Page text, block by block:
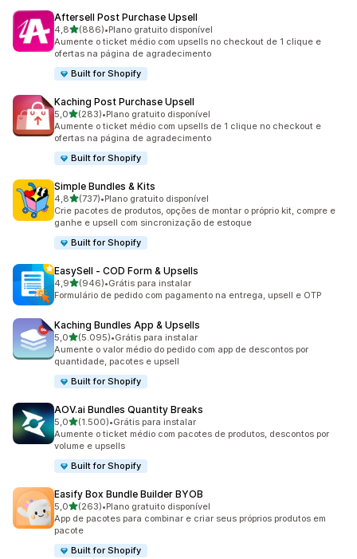
Aftersell Post Purchase Upsell
4,8de 5 estrelas
(886)
886 avaliações ao todo
•Plano gratuito disponível
Aumente o ticket médio com upsells no checkout de 1 clique e
ofertas na página de agradecimento
Built for Shopify
Kaching Post Purchase Upsell
5,0de 5 estrelas
(283)
283 avaliações ao todo
•Plano gratuito disponível
Aumente o ticket médio com upsells de 1 clique no checkout e
ofertas na página de agradecimento
Built for Shopify
Simple Bundles & Kits
4,8de 5 estrelas
(737)
737 avaliações ao todo
•Plano gratuito disponível
Crie pacotes de produtos, opções de montar o próprio kit, compre e
ganhe e upsell com sincronização de estoque
Built for Shopify
EasySell ‑ COD Form & Upsells
4,9de 5 estrelas
(946)
946 avaliações ao todo
•Grátis para instalar
Formulário de pedido com pagamento na entrega, upsell e OTP
Kaching Bundles App & Upsells
5,0de 5 estrelas
(5.095)
5095 avaliações ao todo
•Grátis para instalar
Aumente o valor médio do pedido com app de descontos por
quantidade, pacotes e upsell
Built for Shopify
AOV.ai Bundles Quantity Breaks
5,0de 5 estrelas
(1.500)
1500 avaliações ao todo
•Grátis para instalar
Aumente o ticket médio com pacotes de produtos, descontos por
volume e upsells
Built for Shopify
Easify Box Bundle Builder BYOB
5,0de 5 estrelas
(263)
263 avaliações ao todo
•Plano gratuito disponível
App de pacotes para combinar e criar seus próprios produtos em
pacote
Built for Shopify